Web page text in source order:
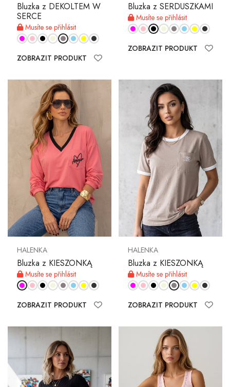
Bluzka z DEKOLTEM W
SERCE
Musíte se přihlásit
ZOBRAZIT PRODUKT
Bluzka z SERDUSZKAMI
Musíte se přihlásit
ZOBRAZIT PRODUKT
HALENKA
Bluzka z KIESZONKĄ
Musíte se přihlásit
ZOBRAZIT PRODUKT
HALENKA
Bluzka z KIESZONKĄ
Musíte se přihlásit
ZOBRAZIT PRODUKT